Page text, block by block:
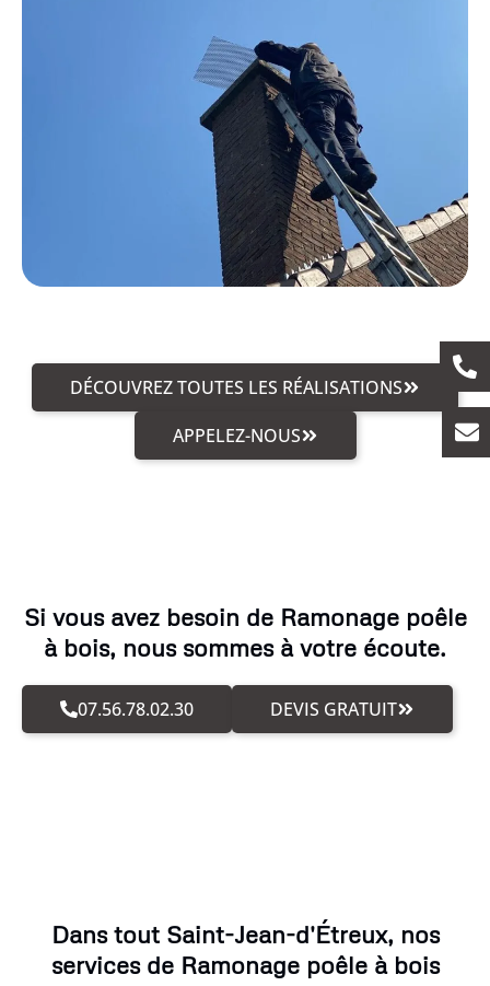
DÉCOUVREZ TOUTES LES RÉALISATIONS
APPELEZ-NOUS
Si vous avez besoin de Ramonage poêle
à bois, nous sommes à votre écoute.
07.56.78.02.30 DEVIS GRATUIT
Dans tout Saint-Jean-d'Étreux, nos
services de Ramonage poêle à bois